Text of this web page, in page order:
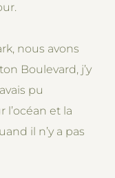
nous avons
Boulevard, j’y
pu
l’océan et la
il n’y a pas